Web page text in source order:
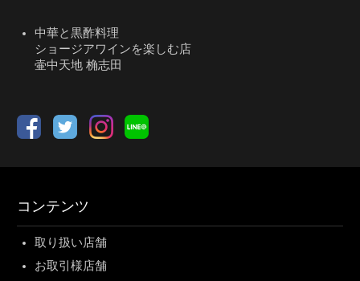
中華と黒酢料理
ショージアワインを楽しむ店
壷中天地 桷志田
コンテンツ
取り扱い店舗
お取引様店舗